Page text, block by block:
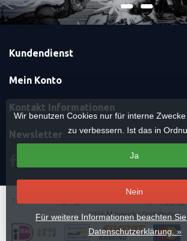
Kundendienst
Mein Konto
Kontakt Informationen
Newsletter
Wir benutzen Cookies nur für interne
zu verbessern. Ist das in
Ja
Nein
Für weitere Informationen beachten
Datenschutzerklärung. »
Terms & Bedingungen
2026 Mavericks Distribution